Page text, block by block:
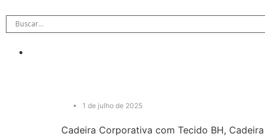
1 de julho de 2025
Cadeira Corporativa com Tecido BH,